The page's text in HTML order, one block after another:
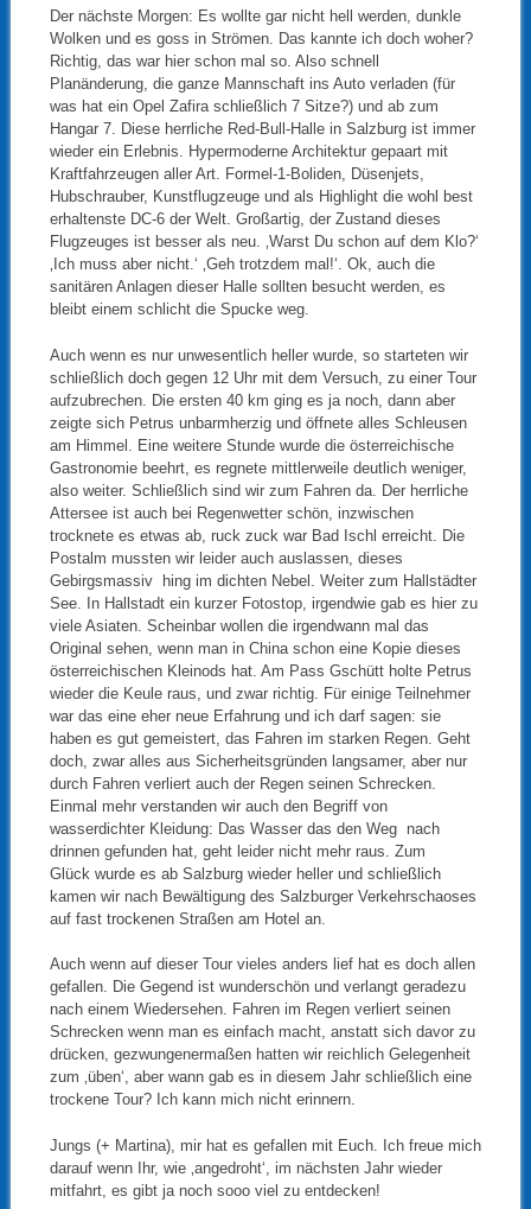
Der nächste Morgen: Es wollte gar nicht hell werden, dunkle
Wolken und es goss in Strömen. Das kannte ich doch woher?
Richtig, das war hier schon mal so. Also schnell
Planänderung, die ganze Mannschaft ins Auto verladen (für
was hat ein Opel Zafira schließlich 7 Sitze?) und ab zum
Hangar 7. Diese herrliche Red-Bull-Halle in Salzburg ist immer
wieder ein Erlebnis. Hypermoderne Architektur gepaart mit
Kraftfahrzeugen aller Art. Formel-1-Boliden, Düsenjets,
Hubschrauber, Kunstflugzeuge und als Highlight die wohl best
erhaltenste DC-6 der Welt. Großartig, der Zustand dieses
Flugzeuges ist besser als neu. ‚Warst Du schon auf dem Klo?‘
‚Ich muss aber nicht.‘ ‚Geh trotzdem mal!‘. Ok, auch die
sanitären Anlagen dieser Halle sollten besucht werden, es
bleibt einem schlicht die Spucke weg.
Auch wenn es nur unwesentlich heller wurde, so starteten wir
schließlich doch gegen 12 Uhr mit dem Versuch, zu einer Tour
aufzubrechen. Die ersten 40 km ging es ja noch, dann aber
zeigte sich Petrus unbarmherzig und öffnete alles Schleusen
am Himmel. Eine weitere Stunde wurde die österreichische
Gastronomie beehrt, es regnete mittlerweile deutlich weniger,
also weiter. Schließlich sind wir zum Fahren da. Der herrliche
Attersee ist auch bei Regenwetter schön, inzwischen
trocknete es etwas ab, ruck zuck war Bad Ischl erreicht. Die
Postalm mussten wir leider auch auslassen, dieses
Gebirgsmassiv hing im dichten Nebel. Weiter zum Hallstädter
See. In Hallstadt ein kurzer Fotostop, irgendwie gab es hier zu
viele Asiaten. Scheinbar wollen die irgendwann mal das
Original sehen, wenn man in China schon eine Kopie dieses
österreichischen Kleinods hat. Am Pass Gschütt holte Petrus
wieder die Keule raus, und zwar richtig. Für einige Teilnehmer
war das eine eher neue Erfahrung und ich darf sagen: sie
haben es gut gemeistert, das Fahren im starken Regen. Geht
doch, zwar alles aus Sicherheitsgründen langsamer, aber nur
durch Fahren verliert auch der Regen seinen Schrecken.
Einmal mehr verstanden wir auch den Begriff von
wasserdichter Kleidung: Das Wasser das den Weg nach
drinnen gefunden hat, geht leider nicht mehr raus. Zum
Glück wurde es ab Salzburg wieder heller und schließlich
kamen wir nach Bewältigung des Salzburger Verkehrschaoses
auf fast trockenen Straßen am Hotel an.
Auch wenn auf dieser Tour vieles anders lief hat es doch allen
gefallen. Die Gegend ist wunderschön und verlangt geradezu
nach einem Wiedersehen. Fahren im Regen verliert seinen
Schrecken wenn man es einfach macht, anstatt sich davor zu
drücken, gezwungenermaßen hatten wir reichlich Gelegenheit
zum ‚üben‘, aber wann gab es in diesem Jahr schließlich eine
trockene Tour? Ich kann mich nicht erinnern.
Jungs (+ Martina), mir hat es gefallen mit Euch. Ich freue mich
darauf wenn Ihr, wie ‚angedroht‘, im nächsten Jahr wieder
mitfahrt, es gibt ja noch sooo viel zu entdecken!